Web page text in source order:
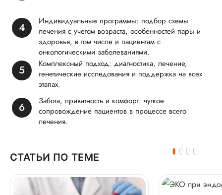
Индивидуальные программы: подбор схемы
лечения с учетом возраста, особенностей пары и
здоровья, в том числе и пациентам с
онкологическими заболеваниями.
Комплексный подход: диагностика, лечение,
генетические исследования и поддержка на всех
этапах.
Забота, приватность и комфорт: чуткое
сопровождение пациентов в процессе всего
лечения.
СТАТЬИ ПО ТЕМЕ